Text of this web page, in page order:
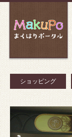
ショッピング